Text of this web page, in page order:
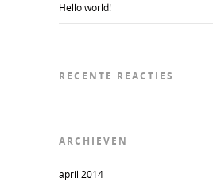
Hello world!
RECENTE REACTIES
ARCHIEVEN
april 2014